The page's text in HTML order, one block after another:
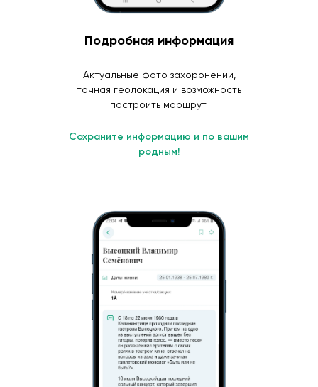
Подробная информация
Актуальные фото захоронений,
точная геолокация и возможность
построить маршрут.
Сохраните информацию и по вашим
родным!